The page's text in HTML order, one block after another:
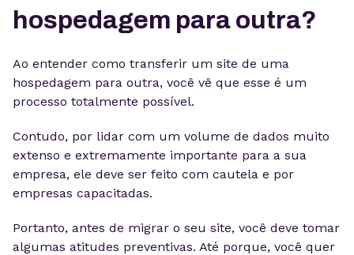
hospedagem para outra?
Ao entender como transferir um site de uma
hospedagem para outra, você vê que esse é um
processo totalmente possível.
Contudo, por lidar com um volume de dados muito
extenso e extremamente importante para a sua
empresa, ele deve ser feito com cautela e por
empresas capacitadas.
Portanto, antes de migrar o seu site, você deve tomar
algumas atitudes preventivas. Até porque, você quer